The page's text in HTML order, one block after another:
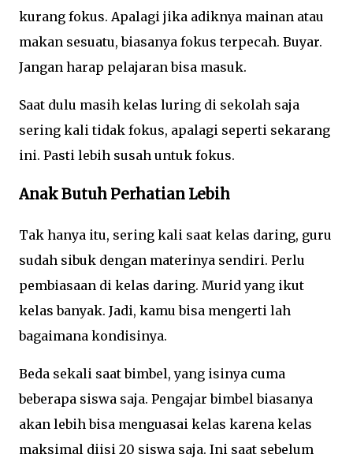
kurang fokus. Apalagi jika adiknya mainan atau
makan sesuatu, biasanya fokus terpecah. Buyar.
Jangan harap pelajaran bisa masuk.
Saat dulu masih kelas luring di sekolah saja
sering kali tidak fokus, apalagi seperti sekarang
ini. Pasti lebih susah untuk fokus.
Anak Butuh Perhatian Lebih
Tak hanya itu, sering kali saat kelas daring, guru
sudah sibuk dengan materinya sendiri. Perlu
pembiasaan di kelas daring. Murid yang ikut
kelas banyak. Jadi, kamu bisa mengerti lah
bagaimana kondisinya.
Beda sekali saat bimbel, yang isinya cuma
beberapa siswa saja. Pengajar bimbel biasanya
akan lebih bisa menguasai kelas karena kelas
maksimal diisi 20 siswa saja. Ini saat sebelum